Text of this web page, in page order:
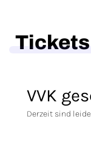
VVK
Derzeit sind